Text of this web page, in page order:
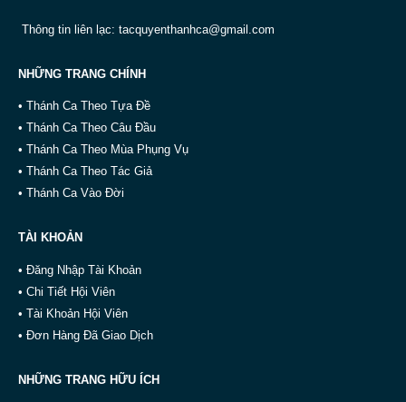
Thông tin liên lạc: tacquyenthanhca@gmail.com
NHỮNG TRANG CHÍNH
• Thánh Ca Theo Tựa Đề
• Thánh Ca Theo Câu Đầu
• Thánh Ca Theo Mùa Phụng Vụ
• Thánh Ca Theo Tác Giả
• Thánh Ca Vào Đời
TÀI KHOẢN
• Đăng Nhập Tài Khoản
• Chi Tiết Hội Viên
• Tài Khoản Hội Viên
• Đơn Hàng Đã Giao Dịch
NHỮNG TRANG HỮU ÍCH